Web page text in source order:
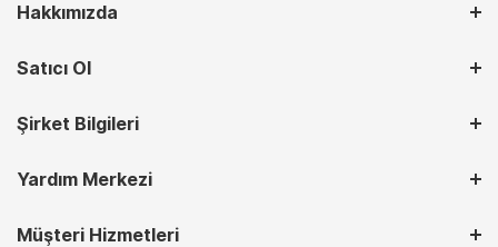
Hakkımızda
Satıcı Ol
Şirket Bilgileri
Yardım Merkezi
Müşteri Hizmetleri